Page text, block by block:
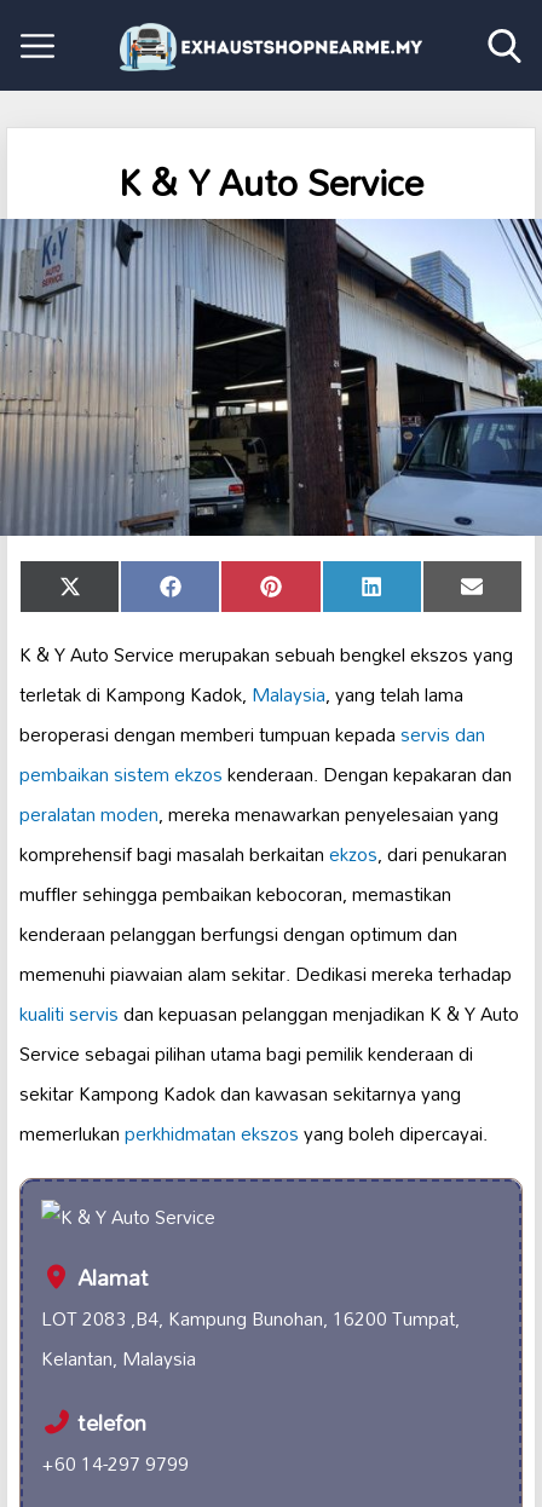
K & Y Auto Service
Share
on
X
(Twitter)
Share
on
Facebook Share
on
Pinterest Share
on
LinkedIn Share
on
Email
K & Y Auto Service merupakan sebuah bengkel ekszos yang
terletak di Kampong Kadok,Malaysia, yang telah lama
beroperasi dengan memberi tumpuan kepadaservis dan
pembaikansistem ekzoskenderaan. Dengan kepakaran dan
peralatan moden, mereka menawarkan penyelesaian yang
komprehensif bagi masalah berkaitanekzos, dari penukaran
muffler sehingga pembaikan kebocoran, memastikan
kenderaan pelanggan berfungsi dengan optimum dan
memenuhi piawaian alam sekitar. Dedikasi mereka terhadap
kualiti servisdan kepuasan pelanggan menjadikan K & Y Auto
Service sebagai pilihan utama bagi pemilik kenderaan di
sekitar Kampong Kadok dan kawasan sekitarnya yang
memerlukanperkhidmatan ekszosyang boleh dipercayai.
Alamat
LOT 2083 ,B4, Kampung Bunohan, 16200 Tumpat,
Kelantan, Malaysia
telefon
+60 14-297 9799